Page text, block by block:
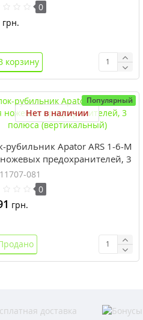
0
грн.
корзину
Популярный
Нет в наличии
рубильник Apator ARS 1-6-M
предохранителей, 3
(вертикальный)
081
0
грн.